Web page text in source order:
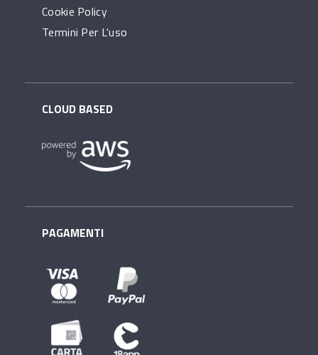
Cookie Policy
Termini Per L'uso
CLOUD BASED
PAGAMENTI